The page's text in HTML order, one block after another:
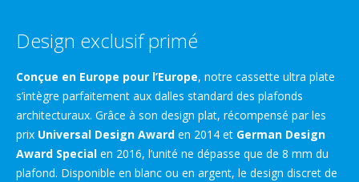
Design exclusif primé
Conçue en Europe pour l’Europe, notre cassette ultra plate
s’intègre parfaitement aux dalles standard des plafonds
architecturaux. Grâce à son design plat, récompensé par les
prix Universal Design Award en 2014 et German Design
Award Special en 2016, l’unité ne dépasse que de 8 mm du
plafond. Disponible en blanc ou en argent, le design discret de